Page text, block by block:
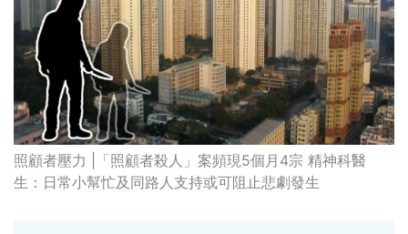
照顧者壓力 |「照顧者殺人」案頻現5個月4宗 精神科醫
生：日常小幫忙及同路人支持或可阻止悲劇發生